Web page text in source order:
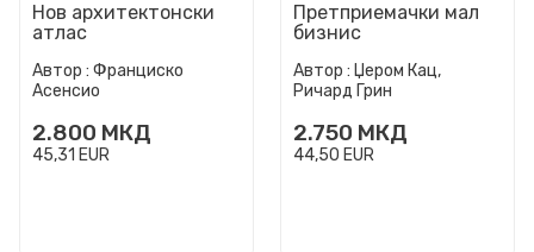
Нов архитектонски
атлас
Автор : Франциско
Асенсио
2.800 МКД
45,31 EUR
Претприемачки мал
бизнис
Автор : Џером Кац,
Ричард Грин
2.750 МКД
44,50 EUR